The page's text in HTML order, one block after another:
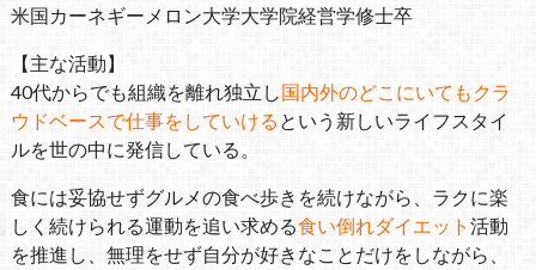
米国カーネギーメロン大学大学院経営学修士卒
【主な活動】
40代からでも組織を離れ独立し国内外のどこにいてもクラ
ウドベースで仕事をしていける という新しいライフスタイ
ルを世の中に発信している。
食には妥協せずグルメの食べ歩きを続けながら、ラクに楽
しく続けられる運動を追い求める食い倒れダイエット 活動
を推進し、無理をせず自分が好きなことだけをしながら、